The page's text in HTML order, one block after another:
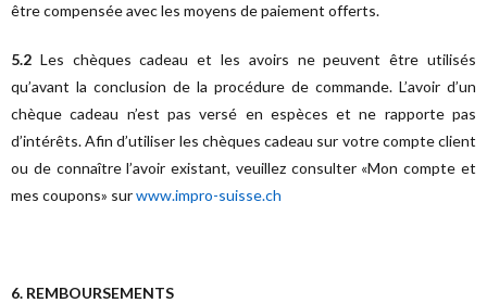
être compensée avec les moyens de paiement offerts.
5.2 Les chèques cadeau et les avoirs ne peuvent être utilisés
qu’avant la conclusion de la procédure de commande. L’avoir d’un
chèque cadeau n’est pas versé en espèces et ne rapporte pas
d’intérêts. Afin d’utiliser les chèques cadeau sur votre compte client
ou de connaître l’avoir existant, veuillez consulter «Mon compte et
mes coupons» surwww.impro-suisse.ch
6. REMBOURSEMENTS